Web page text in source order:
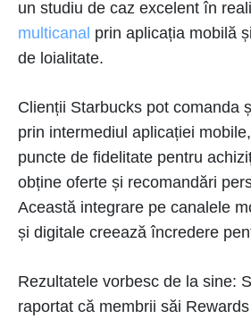
un studiu de caz excelent în
multicanal prin aplicația mobilă
de loialitate.
Clienții Starbucks pot comanda
prin intermediul aplicației
puncte de fidelitate pentru
obține oferte și recomandări
Această integrare pe canalele
și digitale creează încredere
Rezultatele vorbesc de la sine:
raportat că membrii săi